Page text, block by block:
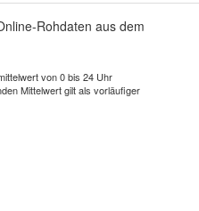
Rohdaten aus dem
von 0 bis 24 Uhr
Mittelwert gilt als vorläufiger